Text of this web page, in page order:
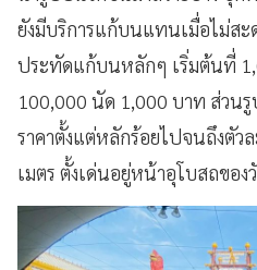
ยังมีบริการแก้บนแทนเมื่อไม่สะ
ประทัดแก้บนหลักๆ เริ่มต้นที่
100,000 นัด 1,000 บาท ส่วน
ราคาตั้งแต่หลักร้อยไปจนถึงตัว
เมตร ตั้งเด่นอยู่หน้าอุโบสถของ